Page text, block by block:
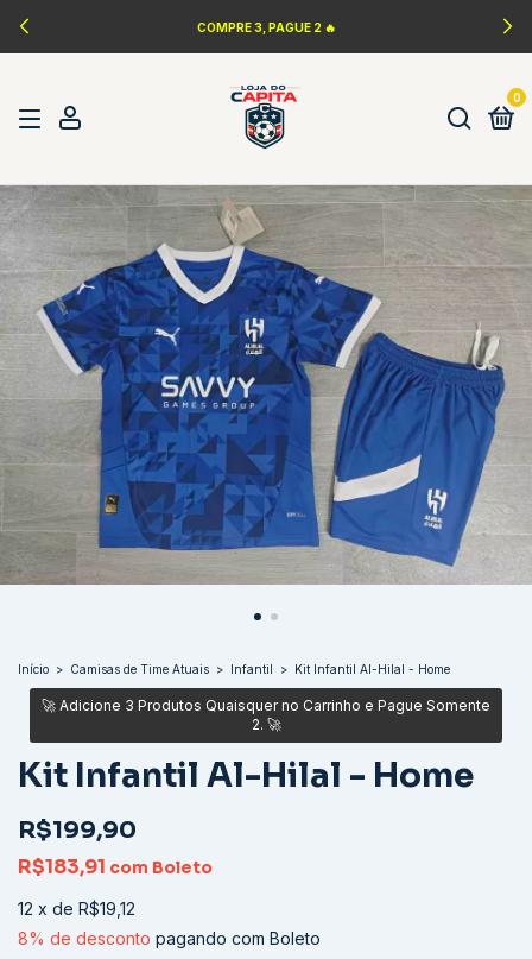
COMPRE 3, PAGUE 2 🔥
0
Início > Camisas de Time Atuais > Infantil > Kit Infantil Al-Hilal - Home
Kit Infantil Al-Hilal - Home
R$199,90
R$183,91 com Boleto
12 x de R$19,12
8% de desconto pagando com Boleto